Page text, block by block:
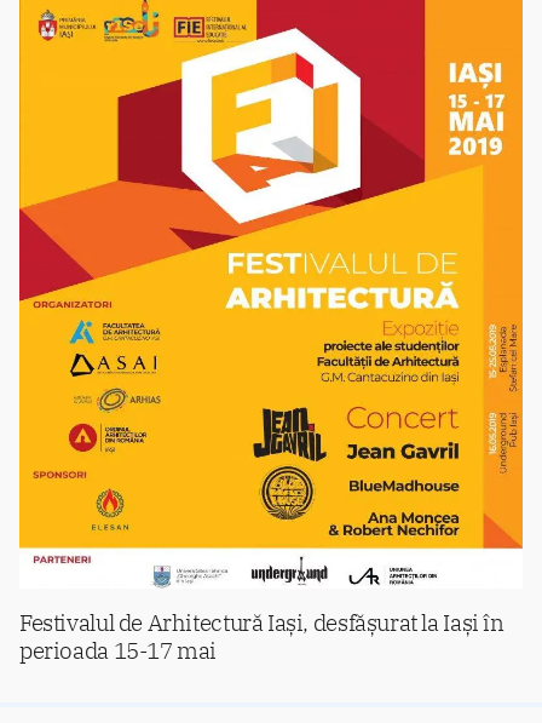
Festivalul de Arhitectură Iași, desfășurat la Iași în
perioada 15-17 mai